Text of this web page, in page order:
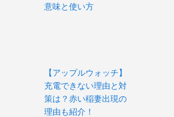
意味と使い方
【アップルウォッチ】
充電できない理由と対
策は？赤い稲妻出現の
理由も紹介！